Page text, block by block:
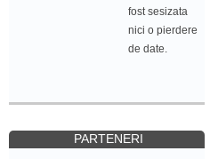
fost sesizata
nici o pierdere
de date.
PARTENERI